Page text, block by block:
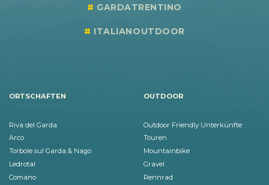
GARDATRENTINO
ITALIANOUTDOOR
ORTSCHAFTEN
Riva del Garda
Arco
Torbole sul Garda & Nago
Ledrotal
Comano
OUTDOOR
Outdoor Friendly Unterkünfte
Touren
Mountainbike
Gravel
Rennrad